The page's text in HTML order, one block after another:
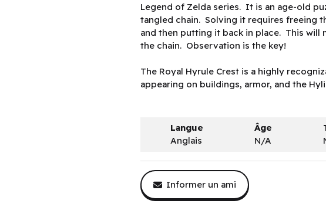
Legend of Zelda series. It is an age-old
tangled chain. Solving it requires freeing
and then putting it back in place. This will
the chain. Observation is the key!
The Royal Hyrule Crest is a highly
appearing on buildings, armor, and the
Langue
Anglais
Âge
N/A
Informer un ami